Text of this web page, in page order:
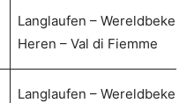
Langlaufen – Wereldbeker
Heren – Val di Fiemme
Langlaufen – Wereldbeker